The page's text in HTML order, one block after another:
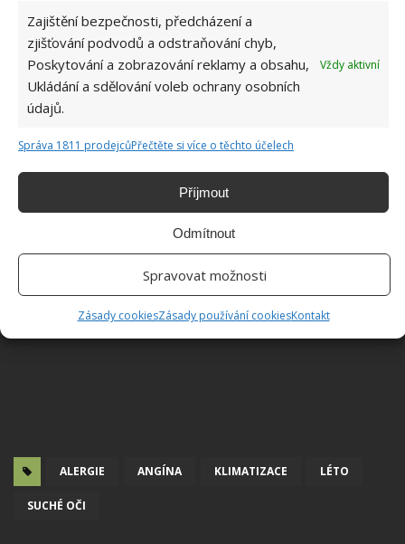
Zajištění bezpečnosti, předcházení a
zjišťování podvodů a odstraňování chyb,
Poskytování a zobrazování reklamy a obsahu,
Ukládání a sdělování voleb ochrany osobních
údajů.
Vždy aktivní
Správa 1811 prodejcůPřečtěte si více o těchto účelech
Příjmout
Odmítnout
Spravovat možnosti
Zásady cookiesZásady používání cookiesKontakt
astmatici, osoby s oslabenou imunitou by ji
neměli pouštět vůbec
Obrázek: qsota.com, fit.thequint.com
ALERGIE ANGÍNA KLIMATIZACE LÉTO
SUCHÉ OČI